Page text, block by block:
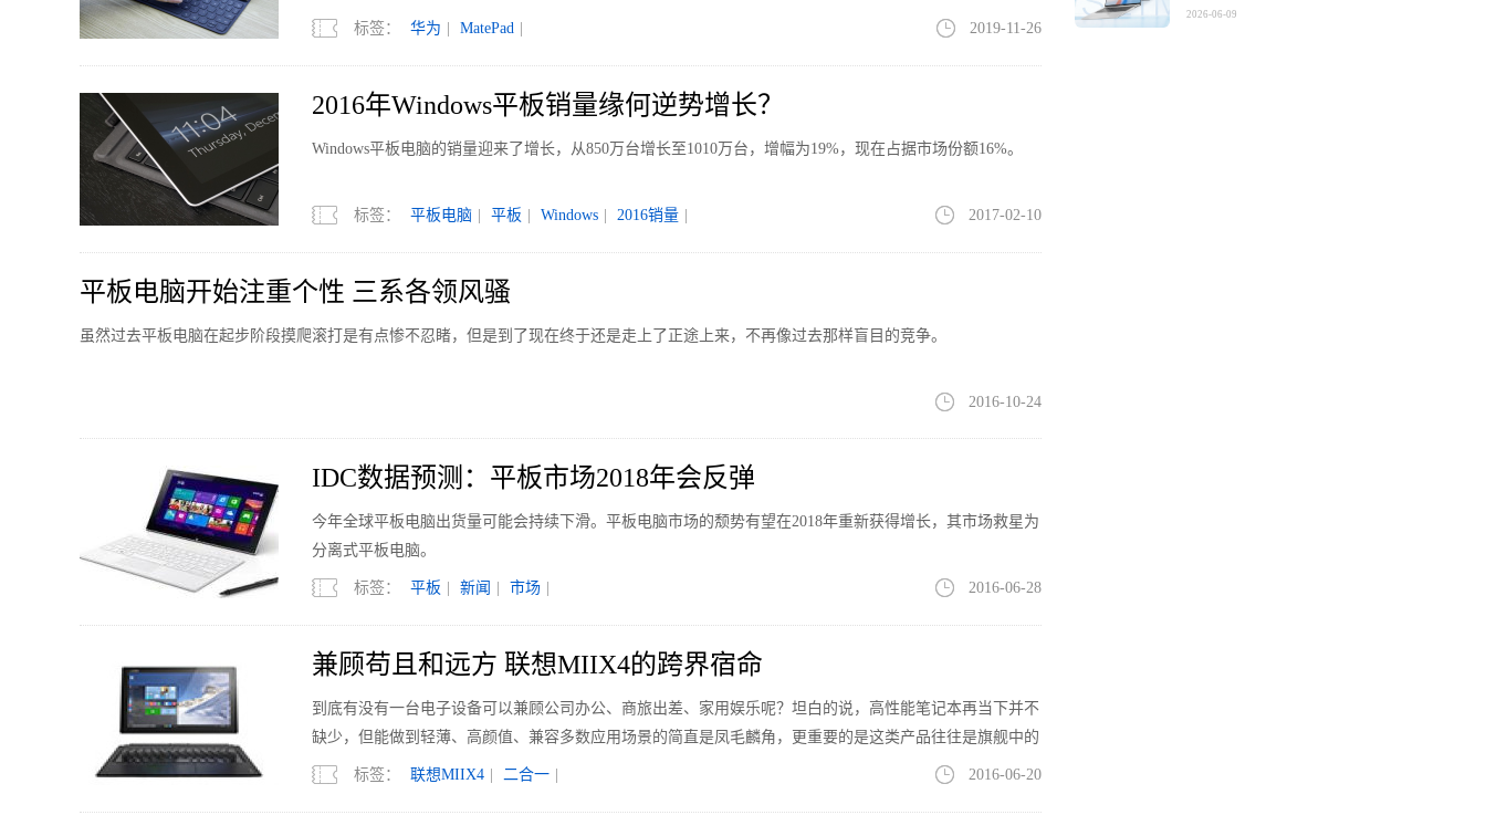
性。
标签： 华为 MatePad 2019-11-26
2016年Windows平板销量缘何逆势增长？
Windows平板电脑的销量迎来了增长，从850万台增长至1010万台，增幅为19%，现在占据市场份额16%。
标签： 平板电脑 平板 Windows 2016销量 2017-02-10
平板电脑开始注重个性 三系各领风骚
虽然过去平板电脑在起步阶段摸爬滚打是有点惨不忍睹，但是到了现在终于还是走上了正途上来，不再像过去那样盲目的竞争。
2016-10-24
IDC数据预测：平板市场2018年会反弹
今年全球平板电脑出货量可能会持续下滑。平板电脑市场的颓势有望在2018年重新获得增长，其市场救星为
分离式平板电脑。
标签： 平板 新闻 市场 2016-06-28
兼顾苟且和远方 联想MIIX4的跨界宿命
到底有没有一台电子设备可以兼顾公司办公、商旅出差、家用娱乐呢？坦白的说，高性能笔记本再当下并不
缺少，但能做到轻薄、高颜值、兼容多数应用场景的简直是凤毛麟角，更重要的是这类产品往往是旗舰中的
旗舰，比如ThinkPad X1系列笔记本，可以满足上面的要求，但是动辄上万元
标签： 联想MIIX4 二合一 2016-06-20
2026-06-09